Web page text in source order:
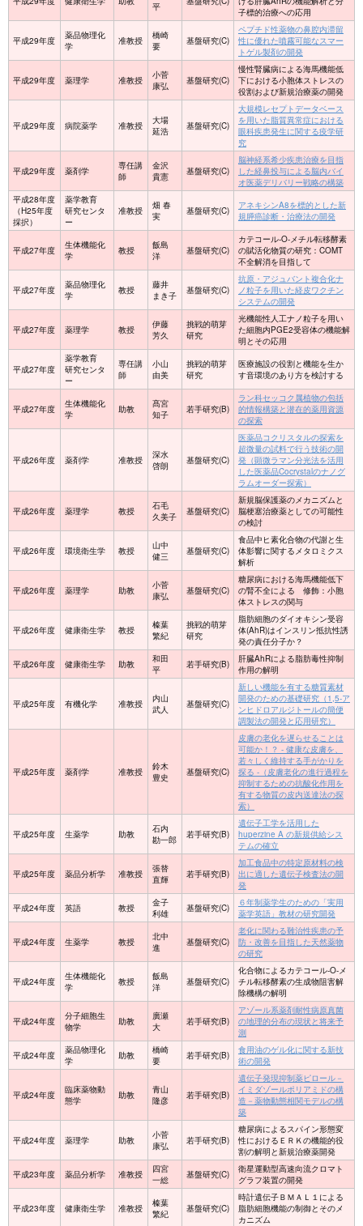
平
子標的治療への応用
平成29年度
薬品物理化
学
准教授
橋崎
要
基盤研究(C)
ペプチド性薬物の鼻腔内滞留
性に優れた噴霧可能なスマー
トゲル製剤の開発
平成29年度 薬理学 准教授
小菅
康弘
基盤研究(C)
慢性腎臓病による海馬機能低
下における小胞体ストレスの
役割および新規治療薬の開発
平成29年度 病院薬学 准教授
大場
延浩
基盤研究(C)
大規模レセプトデータベース
を用いた脂質異常症における
眼科疾患発生に関する疫学研
究
平成29年度 薬剤学
専任講
師
金沢
貴憲
基盤研究(C)
脳神経系希少疾患治療を目指
した経鼻投与による脳内バイ
オ医薬デリバリー戦略の構築
平成28年度
（H25年度
採択）
薬学教育
研究センタ
ー
准教授
畑 春
実
基盤研究(C)
アネキシンA8を標的とした新
規膵癌診断・治療法の開発
平成27年度
生体機能化
学
教授
飯島
洋
基盤研究(C)
カテコール-O-メチル転移酵素
の賦活化物質の研究：COMT
不全解消を目指して
平成27年度
薬品物理化
学
教授
藤井
まき子
基盤研究(C)
抗原・アジュバント複合化ナ
ノ粒子を用いた経皮ワクチン
システムの開発
平成27年度 薬理学 教授
伊藤
芳久
挑戦的萌芽
研究
光機能性人工ナノ粒子を用い
た細胞内PGE2受容体の機能解
明とその応用
平成27年度
薬学教育
研究センタ
ー
専任講
師
小山
由美
挑戦的萌芽
研究
医療施設の役割と機能を生か
す音環境のあり方を検討する
平成27年度
生体機能化
学
助教
髙宮
知子
若手研究(B)
ラン科セッコク属植物の包括
的情報構築と潜在的薬用資源
の探索
平成26年度 薬剤学 准教授
深水
啓朗
基盤研究(C)
医薬品コクリスタルの探索を
超微量の試料で行う技術の開
発（顕微ラマン分光法を活用
した医薬品Cocrystalのナノグ
ラムオーダー探索）
平成26年度 薬理学 教授
石毛
久美子
基盤研究(C)
新規脳保護薬のメカニズムと
脳梗塞治療薬としての可能性
の検討
平成26年度 環境衛生学 教授
山中
健三
基盤研究(C)
食品中ヒ素化合物の代謝と生
体影響に関するメタロミクス
解析
平成26年度 薬理学 助教
小菅
康弘
基盤研究(C)
糖尿病における海馬機能低下
の腎不全による 修飾：小胞
体ストレスの関与
平成26年度 健康衛生学 教授
榛葉
繁紀
挑戦的萌芽
研究
脂肪細胞のダイオキシン受容
体(AhR)はインスリン抵抗性誘
発の責任分子か？
平成26年度
健康衛生学 助教
和田
平
若手研究(B)
肝臓AhRによる脂肪毒性抑制
作用の解明
平成25年度 有機化学 准教授
内山
武人
基盤研究(C)
新しい機能を有する糖質素材
開発のための基礎研究（1,5-ア
ンヒドロアルジトールの簡便
調製法の開発と応用研究）
平成25年度 薬剤学 准教授
鈴木
豊史
基盤研究(C)
皮膚の老化を遅らせることは
可能か！？ - 健康な皮膚を、
若々しく維持する手がかりを
探る -（皮膚老化の進行過程を
抑制するための抗酸化作用を
有する物質の皮内送達法の探
索）
平成25年度 生薬学 助教
石内
勘一郎
若手研究(B)
遺伝子工学を活用した
huperzine A の新規供給シス
テムの確立
平成25年度 薬品分析学 准教授
張替
直輝
若手研究(B)
加工食品中の特定原材料の検
出に適した遺伝子検査法の開
発
平成24年度
英語 教授
金子
利雄
基盤研究(C)
６年制薬学生のための「実用
薬学英語」教材の研究開発
平成24年度 生薬学 教授
北中
進
基盤研究(C)
老化に関わる難治性疾患の予
防・改善を目指した天然薬物
の研究
平成24年度
生体機能化
学
教授
飯島
洋
基盤研究(C)
化合物によるカテコール-O-メ
チル転移酵素の生成物阻害解
除機構の解明
平成24年度
分子細胞生
物学
助教
廣瀬
大
若手研究(B)
アゾール系薬剤耐性病原真菌
の地理的分布の現状と将来予
測
平成24年度
薬品物理化
学
助教
橋崎
要
若手研究(B)
食用油のゲル化に関する新技
術の開発
平成24年度
臨床薬物動
態学
助教
青山
隆彦
若手研究(B)
遺伝子発現抑制薬ピロール－
イミダゾールポリアミドの構
造－薬物動態相関モデルの構
築
平成24年度 薬理学 助教
小菅
康弘
若手研究(B)
糖尿病によるスパイン形態変
性におけるＥＲＫの機能的役
割の解明と新規治療薬開発
平成23年度
薬品分析学 准教授
四宮
一総
基盤研究(C)
衛星運動型高速向流クロマト
グラフ装置の開発
平成23年度 健康衛生学 准教授
榛葉
繁紀
基盤研究(C)
時計遺伝子ＢＭＡＬ１による
脂肪細胞機能の制御とそのメ
カニズム